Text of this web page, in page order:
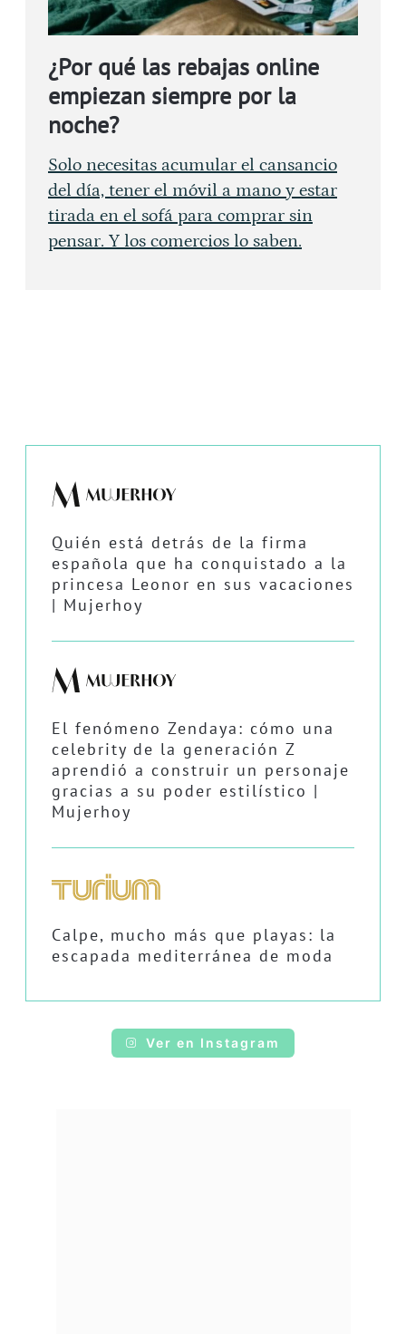
¿Por qué las rebajas online
empiezan siempre por la
noche?
Solo necesitas acumular el cansancio
del día, tener el móvil a mano y estar
tirada en el sofá para comprar sin
pensar. Y los comercios lo saben.
Quién está detrás de la firma
española que ha conquistado a la
princesa Leonor en sus vacaciones
| Mujerhoy
El fenómeno Zendaya: cómo una
celebrity de la generación Z
aprendió a construir un personaje
gracias a su poder estilístico |
Mujerhoy
Calpe, mucho más que playas: la
escapada mediterránea de moda
Ver en Instagram